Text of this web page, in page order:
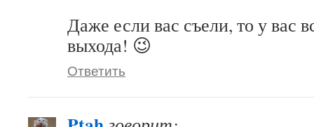
Даже если вас съели, то у вас
выхода! 😉
Ответить